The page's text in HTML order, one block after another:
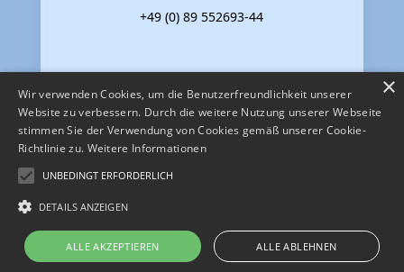
+49 (0) 89 552693-44
Impressum· Datenschutz
×
Wir verwenden Cookies, um die Benutzerfreundlichkeit unserer
Website zu verbessern. Durch die weitere Nutzung unserer Webseite
stimmen Sie der Verwendung von Cookies gemäß unserer Cookie-
Richtlinie zu. Weitere Informationen
UNBEDINGT ERFORDERLICH
DETAILS ANZEIGEN
ALLE AKZEPTIEREN ALLE ABLEHNEN